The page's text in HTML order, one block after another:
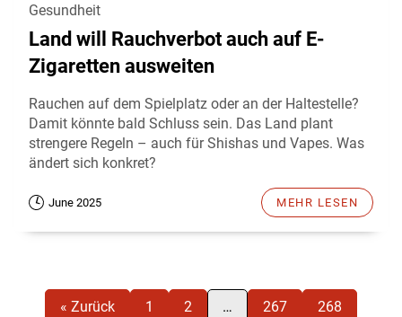
Gesundheit
Land will Rauchverbot auch auf E-
Zigaretten ausweiten
Rauchen auf dem Spielplatz oder an der Haltestelle?
Damit könnte bald Schluss sein. Das Land plant
strengere Regeln – auch für Shishas und Vapes. Was
ändert sich konkret?
June 2025 MEHR LESEN
« Zurück 1 2 … 267 268